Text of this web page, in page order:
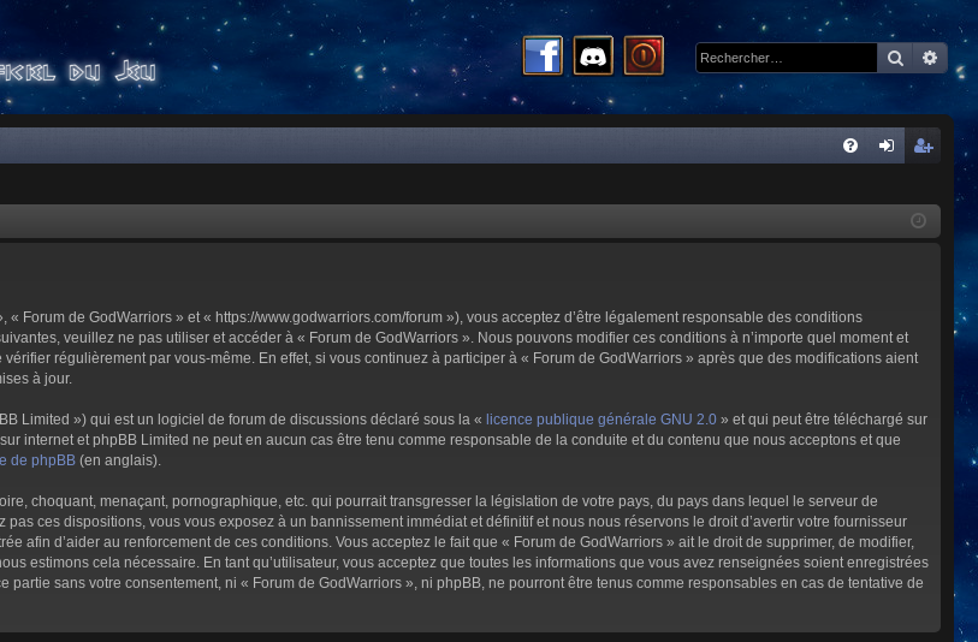
cri
Forum de GodWarriors » et « https://www.godwarriors.com/forum »), vous acceptez d’être légalement responsable des conditions
veuillez ne pas utiliser et accéder à « Forum de GodWarriors ». Nous pouvons modifier ces conditions à n’importe quel moment et
régulièrement par vous-même. En effet, si vous continuez à participer à « Forum de GodWarriors » après que des modifications aient
à jour.
Limited ») qui est un logiciel de forum de discussions déclaré sous la « licence publique générale GNU 2.0 » et qui peut être téléchargé sur
internet et phpBB Limited ne peut en aucun cas être tenu comme responsable de la conduite et du contenu que nous acceptons et que
de phpBB (en anglais).
choquant, menaçant, pornographique, etc. qui pourrait transgresser la législation de votre pays, du pays dans lequel le serveur de
ces dispositions, vous vous exposez à un bannissement immédiat et définitif et nous nous réservons le droit d’avertir votre fournisseur
afin d’aider au renforcement de ces conditions. Vous acceptez le fait que « Forum de GodWarriors » ait le droit de supprimer, de modifier,
estimons cela nécessaire. En tant qu’utilisateur, vous acceptez que toutes les informations que vous avez renseignées soient enregistrées
sans votre consentement, ni « Forum de GodWarriors », ni phpBB, ne pourront être tenus comme responsables en cas de tentative de